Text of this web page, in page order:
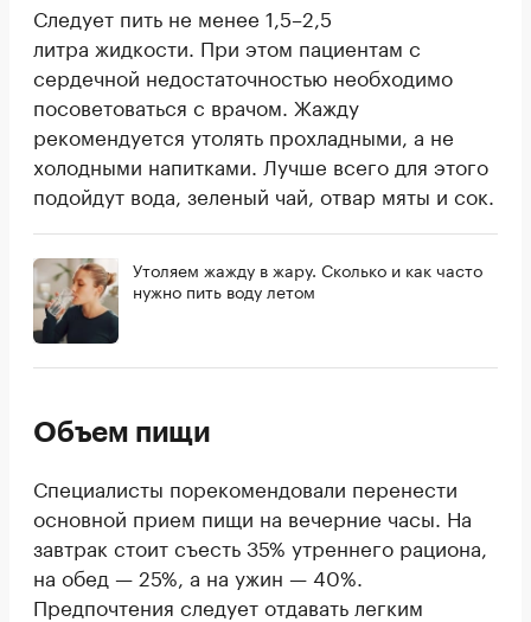
Следует пить не менее 1,5–2,5
литра жидкости. При этом пациентам с
сердечной недостаточностью необходимо
посоветоваться с врачом. Жажду
рекомендуется утолять прохладными, а не
холодными напитками. Лучше всего для этого
подойдут вода, зеленый чай, отвар мяты и сок.
Утоляем жажду в жару. Сколько и как часто
нужно пить воду летом
Объем пищи
Специалисты порекомендовали перенести
основной прием пищи на вечерние часы. На
завтрак стоит съесть 35% утреннего рациона,
на обед — 25%, а на ужин — 40%.
Предпочтения следует отдавать легким